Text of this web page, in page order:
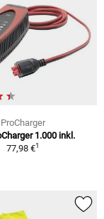
ProCharger
1.000 inkl.
77,98 €1